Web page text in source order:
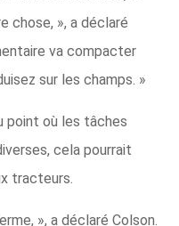
chose, », a déclaré
va compacter
sur les champs. »
point où les tâches
cela pourrait
tracteurs.
», a déclaré Colson.